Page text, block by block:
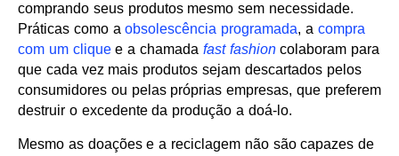
comprando seus produtos mesmo sem necessidade.
Práticas como aobsolescência programada, a compra
com um cliquee a chamada fast fashioncolaboram para
que cada vez mais produtos sejam descartados pelos
consumidores ou pelas próprias empresas, que preferem
destruir o excedente da produção a doá-lo.
Mesmo as doações e a reciclagem não são capazes de